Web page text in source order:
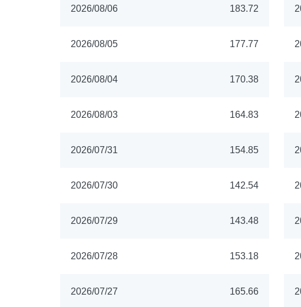
2026/08/06 183.72
2026/08/05 177.77
2026/08/04 170.38
2026/08/03 164.83
2026/07/31 154.85
2026/07/30 142.54
2026/07/29 143.48
2026/07/28 153.18
2026/07/27 165.66